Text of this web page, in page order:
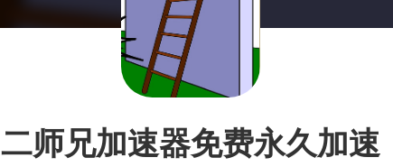
二师兄加速器免费永久加速